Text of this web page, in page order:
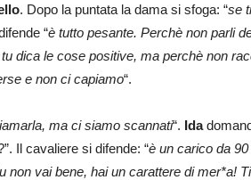
. Dopo la puntata la dama si sfoga: “se
“è tutto pesante. Perchè non parli
dica le cose positive, ma perchè non
e non ci capiamo“.
ma ci siamo scannati“. Ida
Il cavaliere si difende: “è un carico da
non vai bene, hai un carattere di mer*a!